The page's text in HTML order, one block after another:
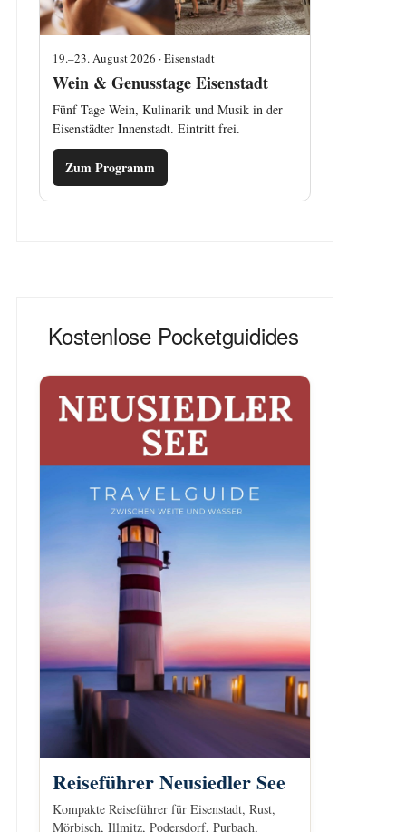
19.–23. August 2026 · Eisenstadt
Wein & Genusstage Eisenstadt
Fünf Tage Wein, Kulinarik und Musik in der
Eisenstädter Innenstadt. Eintritt frei.
Zum Programm
Kostenlose Pocketguidides
Reiseführer Neusiedler See
Kompakte Reiseführer für Eisenstadt, Rust,
Mörbisch, Illmitz, Podersdorf, Purbach,